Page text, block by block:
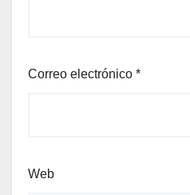
Correo electrónico *
Web